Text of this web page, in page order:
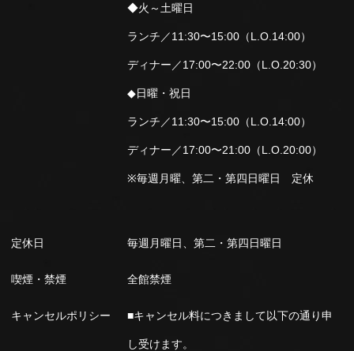
◆火～土曜日
ランチ／11:30〜15:00（L.O.14:00）
ディナー／17:00〜22:00（L.O.20:30）
◆日曜・祝日
ランチ／11:30〜15:00（L.O.14:00）
ディナー／17:00〜21:00（L.O.20:00）
※毎週月曜、第二・第四日曜日 定休
定休日 毎週月曜日、第二・第四日曜日
喫煙・禁煙 全館禁煙
キャンセルポリシー ■キャンセル料につきまして以下の通り申
し受けます。